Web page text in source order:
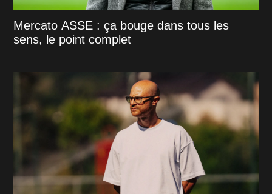
Mercato ASSE : ça bouge dans tous les
sens, le point complet